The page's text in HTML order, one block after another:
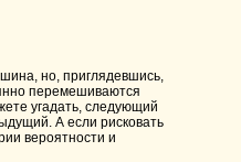
но, приглядевшись,
перемешиваются
угадать, следующий
А если рисковать
вероятности и